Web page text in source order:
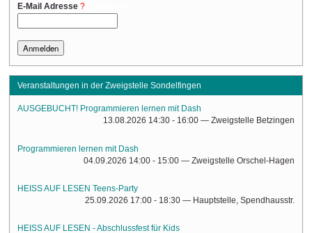
E-Mail Adresse
Veranstaltungen in der Zweigstelle Sondelfingen
AUSGEBUCHT! Programmieren lernen mit Dash
13.08.2026 14:30 - 16:00 — Zweigstelle Betzingen
Programmieren lernen mit Dash
04.09.2026 14:00 - 15:00 — Zweigstelle Orschel-Hagen
HEISS AUF LESEN Teens-Party
25.09.2026 17:00 - 18:30 — Hauptstelle, Spendhausstr.
HEISS AUF LESEN - Abschlussfest für Kids